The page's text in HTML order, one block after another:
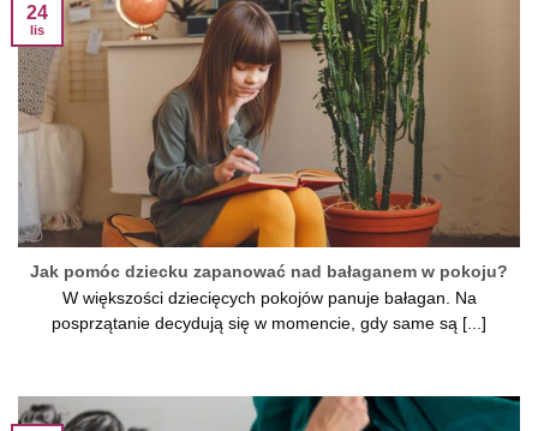
Jak pomóc dziecku zapanować nad bałaganem w pokoju?
W większości dziecięcych pokojów panuje bałagan. Na
posprzątanie decydują się w momencie, gdy same są [...]
24
lis